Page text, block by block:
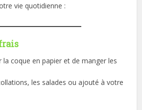
vie quotidienne :
la coque en papier et de manger les
les salades ou ajouté à votre